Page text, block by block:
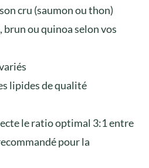
cru (saumon ou thon)
brun ou quinoa selon vos
lipides de qualité
le ratio optimal 3:1 entre
pour la